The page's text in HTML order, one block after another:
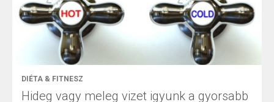
DIÉTA & FITNESZ
Hideg vagy meleg vizet igyunk a gyorsabb